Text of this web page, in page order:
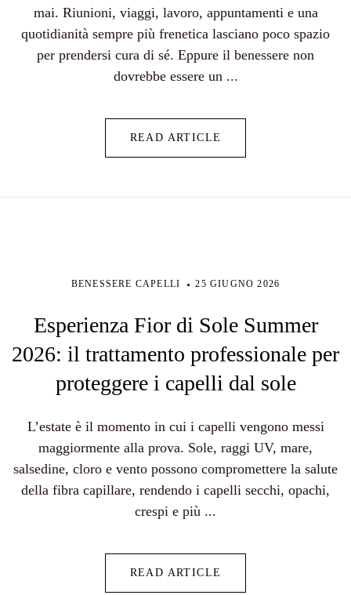
mai. Riunioni, viaggi, lavoro, appuntamenti e una
quotidianità sempre più frenetica lasciano poco spazio
per prendersi cura di sé. Eppure il benessere non
dovrebbe essere un ...
READ ARTICLE
BENESSERE CAPELLI 25 GIUGNO 2026
Esperienza Fior di Sole Summer
2026: il trattamento professionale per
proteggere i capelli dal sole
L’estate è il momento in cui i capelli vengono messi
maggiormente alla prova. Sole, raggi UV, mare,
salsedine, cloro e vento possono compromettere la salute
della fibra capillare, rendendo i capelli secchi, opachi,
crespi e più ...
READ ARTICLE